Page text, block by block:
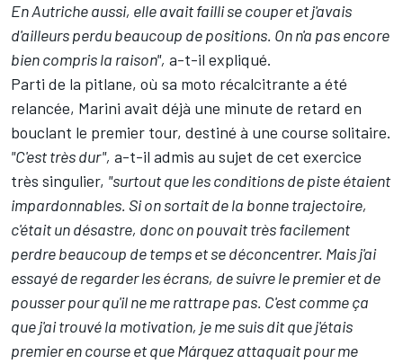
En Autriche aussi, elle avait failli se couper et j'avais
d'ailleurs perdu beaucoup de positions. On n'a pas encore
bien compris la raison", a-t-il expliqué.
Parti de la pitlane, où sa moto récalcitrante a été
relancée, Marini avait déjà une minute de retard en
bouclant le premier tour, destiné à une course solitaire.
"C'est très dur", a-t-il admis au sujet de cet exercice
très singulier, "surtout que les conditions de piste étaient
impardonnables. Si on sortait de la bonne trajectoire,
c'était un désastre, donc on pouvait très facilement
perdre beaucoup de temps et se déconcentrer. Mais j'ai
essayé de regarder les écrans, de suivre le premier et de
pousser pour qu'il ne me rattrape pas. C'est comme ça
que j'ai trouvé la motivation, je me suis dit que j'étais
premier en course et que Márquez attaquait pour me